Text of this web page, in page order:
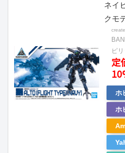
ネイ
クモ
ピ
定
ホ
ホ